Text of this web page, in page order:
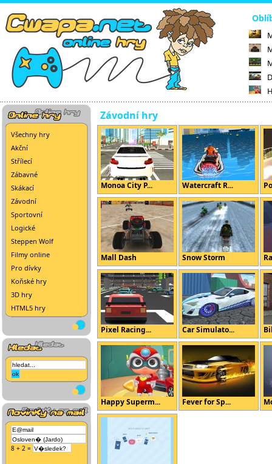
Všechny hry
Akční
Střílecí
Zábavné
Skákací
Závodní
Sportovní
Logické
Steppen Wolf
Filmy online
Pro dívky
Koňské hry
3D hry
HTML5 hry
8 + 2 =
Závodní hry
Monoa City P... Watercraft R...
Mall Dash Snow Storm
Pixel Racing... Car Simulato...
Happy Superm... Fever for Sp...